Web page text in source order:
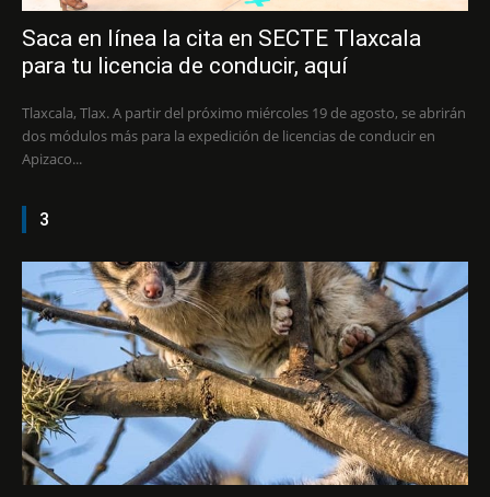
Saca en línea la cita en SECTE Tlaxcala
para tu licencia de conducir, aquí
Tlaxcala, Tlax. A partir del próximo miércoles 19 de agosto, se abrirán
dos módulos más para la expedición de licencias de conducir en
Apizaco...
3